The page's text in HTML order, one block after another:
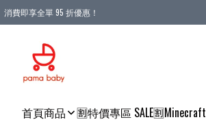
消費即享全單 95 折優惠！
首頁商品 🈹特價專區 SALE🈹Minecraft